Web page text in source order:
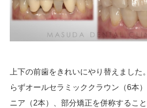
上下の前歯をきれいにやり替えました
らずオールセラミッククラウン（6本
ニア（2本）、部分矯正を併称するこ